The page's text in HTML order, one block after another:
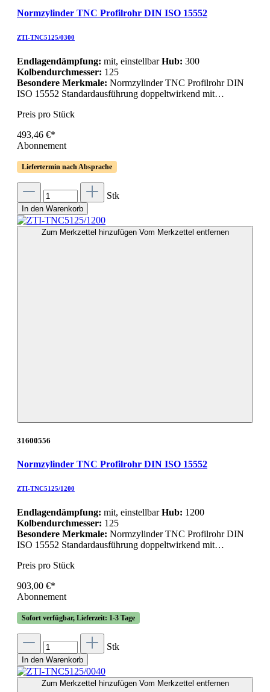
Normzylinder TNC Profilrohr DIN ISO 15552
ZTI-TNC5125/0300
Endlagendämpfung: mit, einstellbarHub: 300
Kolbendurchmesser: 125
Besondere Merkmale: Normzylinder TNC Profilrohr DIN
ISO 15552 Standardausführung doppeltwirkend mit…
Preis pro Stück
493,46 €*
Abonnement
Liefertermin nach Absprache
Stk
In den Warenkorb
Zum Merkzettel hinzufügen Vom Merkzettel entfernen
31600556
Normzylinder TNC Profilrohr DIN ISO 15552
ZTI-TNC5125/1200
Endlagendämpfung: mit, einstellbarHub: 1200
Kolbendurchmesser: 125
Besondere Merkmale: Normzylinder TNC Profilrohr DIN
ISO 15552 Standardausführung doppeltwirkend mit…
Preis pro Stück
903,00 €*
Abonnement
Sofort verfügbar, Lieferzeit: 1-3 Tage
Stk
In den Warenkorb
Zum Merkzettel hinzufügen Vom Merkzettel entfernen